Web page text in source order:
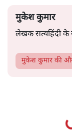
से महंगा तेल भी
तक महंगा तेल
मौजूदा हालात पर
से ही पड़ना शुरू
नाम पर ट्रम्प ने